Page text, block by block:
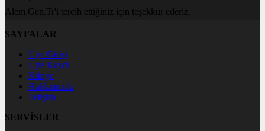
Alem.Gen.Tr'i tercih ettiğiniz için teşekkür ederiz.
SAYFALAR
Üye Girişi
Üye Kaydı
Künye
Hakkımızda
İletişim
SERVİSLER